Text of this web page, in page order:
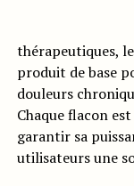
thérapeutiques,
produit de base
douleurs
Chaque flacon
garantir sa
utilisateurs une